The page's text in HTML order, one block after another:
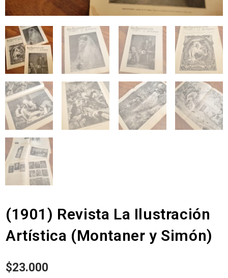
(1901) Revista La Ilustración
Artística (Montaner y Simón)
$23.000